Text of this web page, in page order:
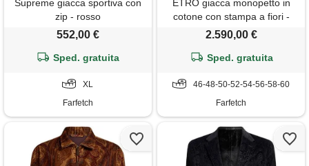
Supreme giacca sportiva con
zip - rosso
552,00 €
Sped. gratuita
XL
Farfetch
ETRO giacca monopetto in
cotone con stampa a fiori -
nero
2.590,00 €
Sped. gratuita
46-48-50-52-54-56-58-60
Farfetch